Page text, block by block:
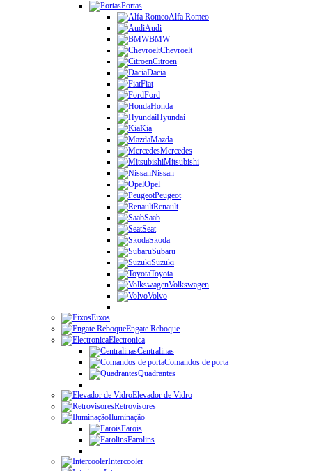
Portas
Alfa Romeo
Audi
BMW
Chevroelt
Citroen
Dacia
Fiat
Ford
Honda
Hyundai
Kia
Mazda
Mercedes
Mitsubishi
Nissan
Opel
Peugeot
Renault
Saab
Seat
Skoda
Subaru
Suzuki
Toyota
Volkswagen
Volvo
Eixos
Engate Reboque
Electronica
Centralinas
Comandos de porta
Quadrantes
Elevador de Vidro
Retrovisores
Iluminação
Farois
Farolins
Intercooler